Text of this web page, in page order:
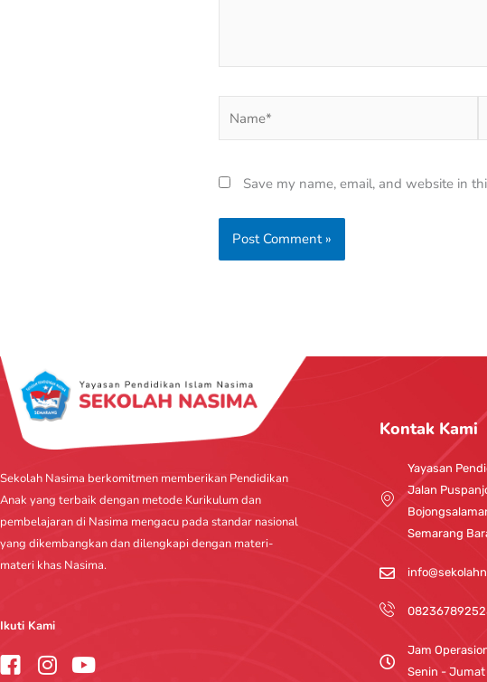
Save my name, email, and website in
Sekolah Nasima berkomitmen memberikan Pendidikan
Anak yang terbaik dengan metode Kurikulum dan
pembelajaran di Nasima mengacu pada standar nasional
yang dikembangkan dan dilengkapi dengan materi-
materi khas Nasima.
Ikuti Kami
I Y
Kontak Kami
Yayasan
Jalan
Semarang
Jam
Senin - Jumat